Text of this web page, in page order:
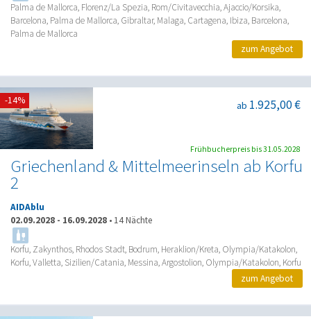
Palma de Mallorca, Florenz/La Spezia, Rom/Civitavecchia, Ajaccio/Korsika,
Barcelona, Palma de Mallorca, Gibraltar, Malaga, Cartagena, Ibiza, Barcelona,
Palma de Mallorca
zum Angebot
Griechenland & Mittelmeerinseln ab Korfu
2
ab 1.925,00 €
AIDAblu
02.09.2028 - 16.09.2028 • 14 Nächte
Korfu, Zakynthos, Rhodos Stadt, Bodrum, Heraklion/Kreta, Olympia/Katakolon,
Korfu, Valletta, Sizilien/Catania, Messina, Argostolion, Olympia/Katakolon, Korfu
-14%
Frühbucherpreis bis 31.05.2028
zum Angebot